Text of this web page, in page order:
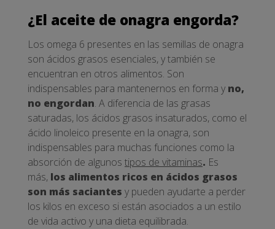
¿El aceite de onagra engorda?
Los omega 6 presentes en las semillas de onagra
son ácidos grasos esenciales, y también se
encuentran en otros alimentos. Son
indispensables para mantenernos en forma y no,
no engordan. A diferencia de las grasas
saturadas, los ácidos grasos insaturados, como el
ácido linoleico presente en la onagra, son
indispensables para muchas funciones como la
absorción de algunos tipos de vitaminas. Es
más, los alimentos ricos en ácidos grasos
son más saciantes y pueden ayudarte a perder
los kilos en exceso si están asociados a un estilo
de vida activo y una dieta equilibrada.